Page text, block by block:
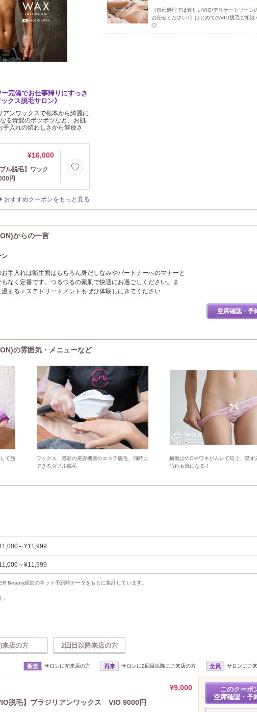
完備でお仕事帰りにすっき
クス脱毛サロン》
ンワックスで根本から綺麗に
る青髭のボツボツなど、お肌
入れの煩わしさから解放さ
¥16,000
ル脱毛】ワック
円
おすすめクーポンをもっと見る
《自己処理では難しいVIO/デリケートゾーン
お任せください♪》はじめてのVIO脱毛ご相談
◎
からの一言
ン
手入れは衛生面はもちろん身だしなみやパートナーへのマナーと
もなく定番です。つるつるの素肌で快適にお過ごしください。ま
まるエステトリートメントもぜひ体験しにきてください
空席確認・予
の雰囲気・メニューなど
て施
ワックス、最新の美容機器のエステ脱毛、同時に
できるダブル脱毛
梅雨はVIOやワキがムレて匂う、黒ず
汚れも気になる！
～¥11,999
～¥11,999
Beauty経由のネット予約時データをもとに集計しています。
来店の方 2回目以降来店の方
新規 サロンに初来店の方 再来 サロンに2回目以降にご来店の方 全員 サロンにご
¥9,000
脱毛】ブラジリアンワックス VIO 9000円
このクーポ
空席確認・予